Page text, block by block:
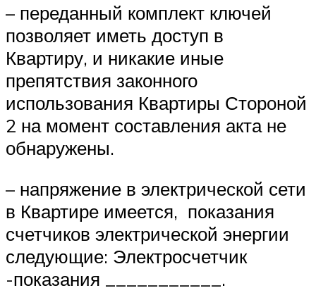
– переданный комплект ключей
позволяет иметь доступ в
Квартиру, и никакие иные
препятствия законного
использования Квартиры Стороной
2 на момент составления акта не
обнаружены.
– напряжение в электрической сети
в Квартире имеется, показания
счетчиков электрической энергии
следующие: Электросчетчик
-показания ___________.